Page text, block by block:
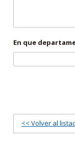
En que
<< Volver al